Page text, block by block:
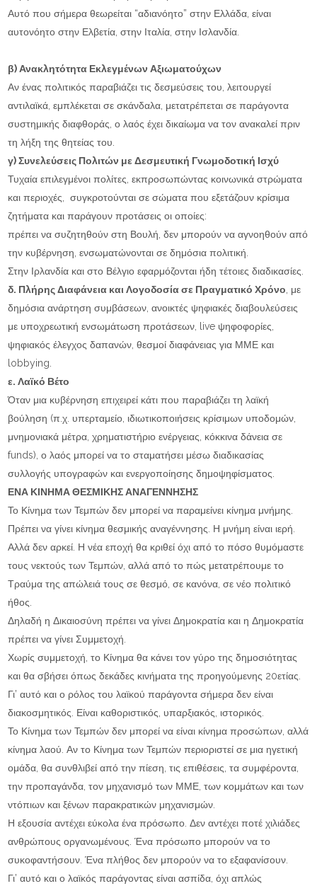
Αυτό που σήμερα θεωρείται “αδιανόητο” στην Ελλάδα, είναι
αυτονόητο στην Ελβετία, στην Ιταλία, στην Ισλανδία.
β) Ανακλητότητα Εκλεγμένων Αξιωματούχων
Αν ένας πολιτικός παραβιάζει τις δεσμεύσεις του, λειτουργεί
αντιλαϊκά, εμπλέκεται σε σκάνδαλα, μετατρέπεται σε παράγοντα
συστημικής διαφθοράς, ο λαός έχει δικαίωμα να τον ανακαλεί πριν
τη λήξη της θητείας του.
γ) Συνελεύσεις Πολιτών με Δεσμευτική Γνωμοδοτική Ισχύ
Τυχαία επιλεγμένοι πολίτες, εκπροσωπώντας κοινωνικά στρώματα
και περιοχές, συγκροτούνται σε σώματα που εξετάζουν κρίσιμα
ζητήματα και παράγουν προτάσεις οι οποίες:
πρέπει να συζητηθούν στη Βουλή, δεν μπορούν να αγνοηθούν από
την κυβέρνηση, ενσωματώνονται σε δημόσια πολιτική.
Στην Ιρλανδία και στο Βέλγιο εφαρμόζονται ήδη τέτοιες διαδικασίες.
δ. Πλήρης Διαφάνεια και Λογοδοσία σε Πραγματικό Χρόνο , με
δημόσια ανάρτηση συμβάσεων, ανοικτές ψηφιακές διαβουλεύσεις
με υποχρεωτική ενσωμάτωση προτάσεων, live ψηφοφορίες,
ψηφιακός έλεγχος δαπανών, θεσμοί διαφάνειας για ΜΜΕ και
lobbying.
ε. Λαϊκό Βέτο
Όταν μια κυβέρνηση επιχειρεί κάτι που παραβιάζει τη λαϊκή
βούληση (π.χ. υπερταμείο, ιδιωτικοποιήσεις κρίσιμων υποδομών,
μνημονιακά μέτρα, χρηματιστήριο ενέργειας, κόκκινα δάνεια σε
funds), ο λαός μπορεί να το σταματήσει μέσω διαδικασίας
συλλογής υπογραφών και ενεργοποίησης δημοψηφίσματος.
ΕΝΑ ΚΙΝΗΜΑ ΘΕΣΜΙΚΗΣ ΑΝΑΓΕΝΝΗΣΗΣ
Το Κίνημα των Τεμπών δεν μπορεί να παραμείνει κίνημα μνήμης.
Πρέπει να γίνει κίνημα θεσμικής αναγέννησης. Η μνήμη είναι ιερή.
Αλλά δεν αρκεί. Η νέα εποχή θα κριθεί όχι από το πόσο θυμόμαστε
τους νεκτούς των Τεμπών, αλλά από το πώς μετατρέπουμε το
Τραύμα της απώλειά τους σε θεσμό, σε κανόνα, σε νέο πολιτικό
ήθος.
Δηλαδή η Δικαιοσύνη πρέπει να γίνει Δημοκρατία και η Δημοκρατία
πρέπει να γίνει Συμμετοχή.
Χωρίς συμμετοχή, το Κίνημα θα κάνει τον γύρο της δημοσιότητας
και θα σβήσει όπως δεκάδες κινήματα της προηγούμενης 20ετίας.
Γι’ αυτό και ο ρόλος του λαϊκού παράγοντα σήμερα δεν είναι
διακοσμητικός. Είναι καθοριστικός, υπαρξιακός, ιστορικός.
Το Κίνημα των Τεμπών δεν μπορεί να είναι κίνημα προσώπων, αλλά
κίνημα λαού. Αν το Κίνημα των Τεμπών περιοριστεί σε μια ηγετική
ομάδα, θα συνθλιβεί από την πίεση, τις επιθέσεις, τα συμφέροντα,
την προπαγάνδα, τον μηχανισμό των ΜΜΕ, των κομμάτων και των
ντόπιων και ξένων παρακρατικών μηχανισμών.
Η εξουσία αντέχει εύκολα ένα πρόσωπο. Δεν αντέχει ποτέ χιλιάδες
ανθρώπους οργανωμένους. Ένα πρόσωπο μπορούν να το
συκοφαντήσουν. Ένα πλήθος δεν μπορούν να το εξαφανίσουν.
Γι’ αυτό και ο λαϊκός παράγοντας είναι ασπίδα, όχι απλώς